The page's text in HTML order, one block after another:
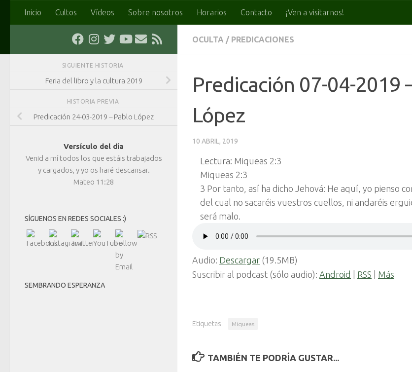
Saltar al contenido
Inicio Cultos Vídeos Sobre nosotros Horarios Contacto ¡Ven a visitarnos!
OCULTA / PREDICACIONES
Predicación 07-04-2019
López
10 ABRIL, 2019
Lectura: Miqueas 2:3
Miqueas 2:3
3 Por tanto, así ha dicho Jehová: He aquí, yo pienso
del cual no sacaréis vuestros cuellos, ni andaréis
será malo.
Audio: Descargar (19.5MB)
Suscribir al podcast (sólo audio): Android RSS Más
Etiquetas: Miqueas
TAMBIÉN TE PODRÍA GUSTAR...
SIGUIENTE HISTORIA
Feria del libro y la cultura 2019
HISTORIA PREVIA
Predicación 24-03-2019 – Pablo López
Versículo del día
Venid a mí todos los que estáis trabajados
y cargados, y yo os haré descansar.
Mateo 11:28
SÍGUENOS EN REDES SOCIALES :)
SEMBRANDO ESPERANZA